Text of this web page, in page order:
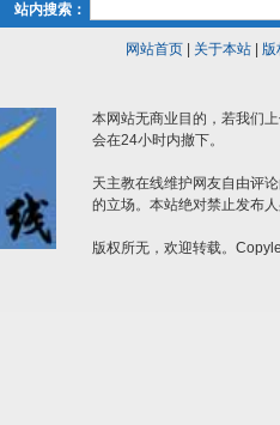
站内搜索：
网站首页| 关于本站| 版
本网站无商业目的，若我们
会在24小时内撤下。
天主教在线维护网友自由评
的立场。本站绝对禁止发布
版权所无，欢迎转载。